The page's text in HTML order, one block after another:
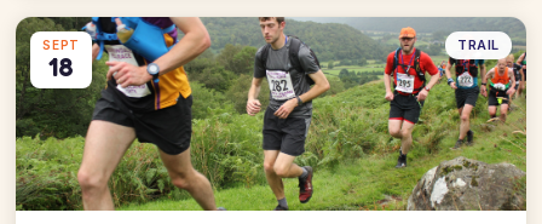
SEPT
18
TRAIL